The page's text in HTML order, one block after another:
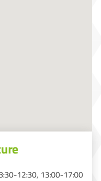
12:30, 13:00-17:00